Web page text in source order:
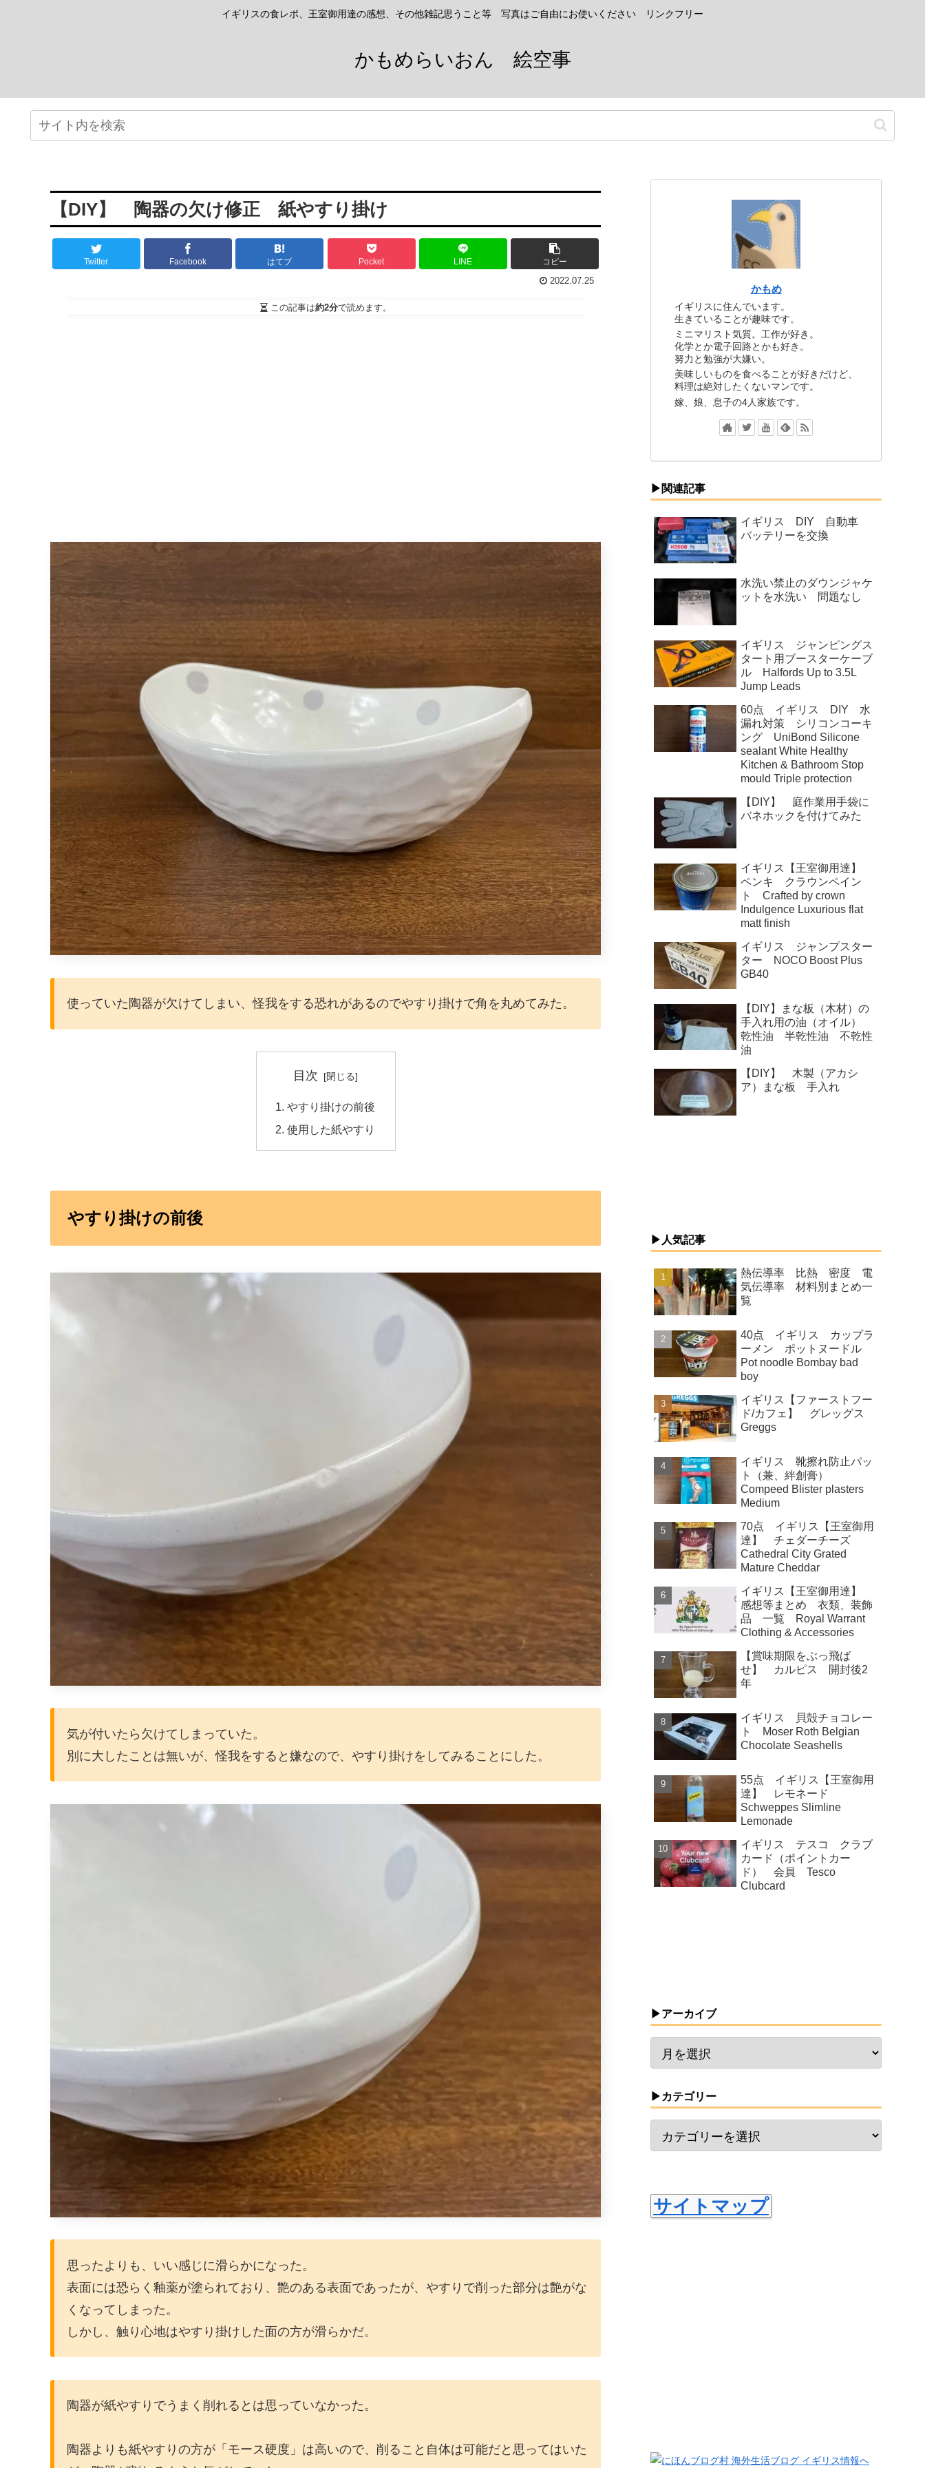
イギリスの食レポ、王室御用達の感想、その他雑記思うこと等 写真はご自由にお使いください リンクフリー
かもめらいおん 絵空事
【DIY】 陶器の欠け修正 紙やすり掛け
Twitter Facebook はてブ Pocket LINE コピー
2022.07.25
この記事は約2分で読めます。
使っていた陶器が欠けてしまい、怪我をする恐れがあるのでやすり掛けで角を丸めてみた。
目次
やすり掛けの前後
使用した紙やすり
やすり掛けの前後
気が付いたら欠けてしまっていた。
別に大したことは無いが、怪我をすると嫌なので、やすり掛けをしてみることにした。
思ったよりも、いい感じに滑らかになった。
表面には恐らく釉薬が塗られており、艶のある表面であったが、やすりで削った部分は艶がな
くなってしまった。
しかし、触り心地はやすり掛けした面の方が滑らかだ。
陶器が紙やすりでうまく削れるとは思っていなかった。
陶器よりも紙やすりの方が「モース硬度」は高いので、削ること自体は可能だと思ってはいた
かもめ
イギリスに住んでいます。
生きていることが趣味です。
ミニマリスト気質。工作が好き。
化学とか電子回路とかも好き。
努力と勉強が大嫌い。
美味しいものを食べることが好きだけど、
料理は絶対したくないマンです。
嫁、娘、息子の4人家族です。
▶関連記事
イギリス DIY 自動車
バッテリーを交換
水洗い禁止のダウンジャケ
ットを水洗い 問題なし
イギリス ジャンピングス
タート用ブースターケーブ
ル Halfords Up to 3.5L
Jump Leads
60点 イギリス DIY 水
漏れ対策 シリコンコーキ
ング UniBond Silicone
sealant White Healthy
Kitchen & Bathroom Stop
mould Triple protection
【DIY】 庭作業用手袋に
バネホックを付けてみた
イギリス【王室御用達】
ペンキ クラウンペイン
ト Crafted by crown
Indulgence Luxurious flat
matt finish
イギリス ジャンプスター
ター NOCO Boost Plus
GB40
【DIY】まな板（木材）の
手入れ用の油（オイル）
乾性油 半乾性油 不乾性
油
【DIY】 木製（アカシ
ア）まな板 手入れ
▶人気記事
熱伝導率 比熱 密度 電
気伝導率 材料別まとめ一
覧
40点 イギリス カップラ
ーメン ポットヌードル
Pot noodle Bombay bad
boy
イギリス【ファーストフー
ド/カフェ】 グレッグス
Greggs
イギリス 靴擦れ防止パッ
ト（兼、絆創膏）
Compeed Blister plasters
Medium
70点 イギリス【王室御用
達】 チェダーチーズ
Cathedral City Grated
Mature Cheddar
イギリス【王室御用達】
感想等まとめ 衣類、装飾
品 一覧 Royal Warrant
Clothing & Accessories
【賞味期限をぶっ飛ば
せ】 カルピス 開封後2
年
イギリス 貝殻チョコレー
ト Moser Roth Belgian
Chocolate Seashells
55点 イギリス【王室御用
達】 レモネード
Schweppes Slimline
Lemonade
イギリス テスコ クラブ
カード（ポイントカー
ド） 会員 Tesco
Clubcard
▶アーカイブ
▶カテゴリー
サイトマップ